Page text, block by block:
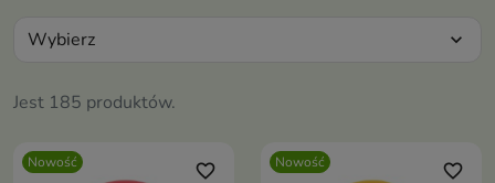
Jest 185 produktów.
Wybierz expand_more
Nowość favorite_border Nowość favorite_border